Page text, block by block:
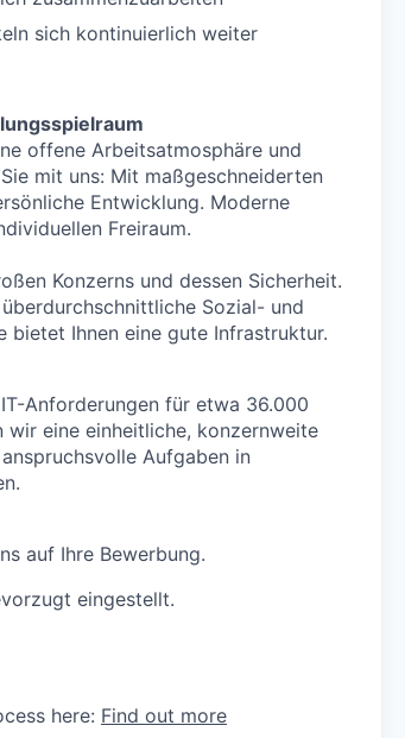
sich kontinuierlich weiter
offene Arbeitsatmosphäre und
mit uns: Mit maßgeschneiderten
Entwicklung. Moderne
Freiraum.
Konzerns und dessen Sicherheit.
Sozial- und
bietet Ihnen eine gute Infrastruktur.
Anforderungen für etwa 36.000
wir eine einheitliche, konzernweite
Aufgaben in
auf Ihre Bewerbung.
eingestellt.
here: Find out more